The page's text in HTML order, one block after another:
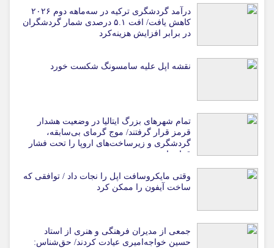
درآمد گردشگری ترکیه در سه‌ماهه دوم ۲۰۲۶
کاهش یافت/ افت ۵.۱ درصدی شمار گردشگران
در برابر افزایش هزینه‌کرد
نقشه اپل علیه سامسونگ شکست خورد
تمام شهرهای بزرگ ایتالیا در وضعیت هشدار
قرمز قرار گرفتند/ موج گرمای بی‌سابقه،
گردشگری و زیرساخت‌های اروپا را تحت فشار
قرار داد
وقتی مایکروسافت اپل را نجات داد / توافقی که
ساخت آیفون را ممکن کرد
جمعی از مدیران فرهنگی و هنری از استاد
حسین خواجه‌امیری عیادت کردند/ حق‌شناس: